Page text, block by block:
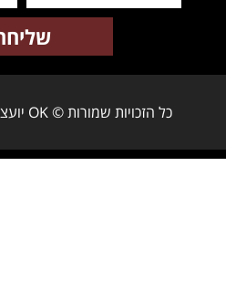
כל הזכויות שמורות © OK יועצים לניהול 2009-2025